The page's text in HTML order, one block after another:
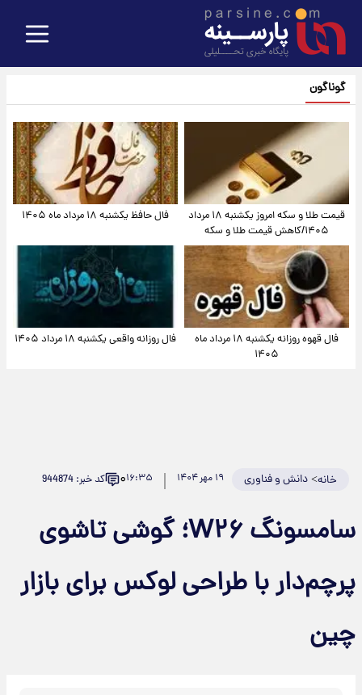
گوناگون
قیمت طلا و سکه امروز یکشنبه ۱۸ مرداد
۱۴۰۵/کاهش قیمت طلا و سکه
فال حافظ یکشنبه ۱۸ مرداد ماه ۱۴۰۵
فال قهوه روزانه یکشنبه ۱۸ مرداد ماه
۱۴۰۵
فال روزانه واقعی یکشنبه ۱۸ مرداد ۱۴۰۵
خانه>دانش و فناوری ۱۹ مهر ۱۴۰۴ ۱۶:۳۵۰ کد خبر: 944874
سامسونگ W۲۶؛ گوشی تاشوی
پرچم‌دار با طراحی لوکس برای بازار
چین